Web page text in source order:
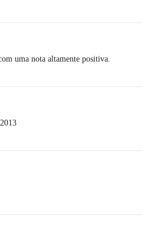
uma nota altamente positiva.